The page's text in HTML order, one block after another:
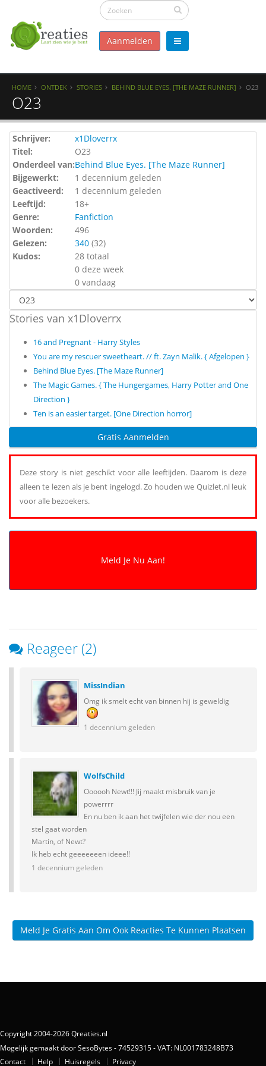
Aanmelden
HOME ONTDEK STORIES BEHIND BLUE EYES. [THE MAZE RUNNER] O23
O23
Schrijver:
x1Dloverrx
Titel:
O23
Onderdeel van:Behind Blue Eyes. [The Maze Runner]
Bijgewerkt:
1 decennium geleden
Geactiveerd:
1 decennium geleden
Leeftijd:
18+
Genre:
Fanfiction
Woorden:
496
Gelezen:
340 (32)
Kudos:
28 totaal
0 deze week
0 vandaag
Stories van x1Dloverrx
16 and Pregnant - Harry Styles
You are my rescuer sweetheart. // ft. Zayn Malik. { Afgelopen }
Behind Blue Eyes. [The Maze Runner]
The Magic Games. { The Hungergames, Harry Potter and One
Direction }
Ten is an easier target. [One Direction horror]
Gratis Aanmelden
Deze story is niet geschikt voor alle leeftijden. Daarom is deze
alleen te lezen als je bent ingelogd. Zo houden we Quizlet.nl leuk
voor alle bezoekers.
Reageer (2)
MissIndian
Omg ik smelt echt van binnen hij is geweldig
1 decennium geleden
WolfsChild
Oooooh Newt!!! Jij maakt misbruik van je
powerrrr
En nu ben ik aan het twijfelen wie der nou een
stel gaat worden
Martin, of Newt?
Ik heb echt geeeeeeen ideee!!
1 decennium geleden
Meld Je Gratis Aan Om Ook Reacties Te Kunnen Plaatsen
Copyright 2004-2026 Qreaties.nl
Mogelijk gemaakt door SesoBytes - 74529315 - VAT: NL001783248B73
Contact
Help Huisregels Privacy